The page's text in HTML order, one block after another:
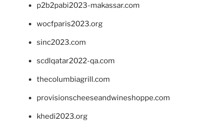
p2b2pabi2023-makassar.com
wocfparis2023.org
sinc2023.com
scdlqatar2022-qa.com
thecolumbiagrill.com
provisionscheeseandwineshoppe.com
khedi2023.org